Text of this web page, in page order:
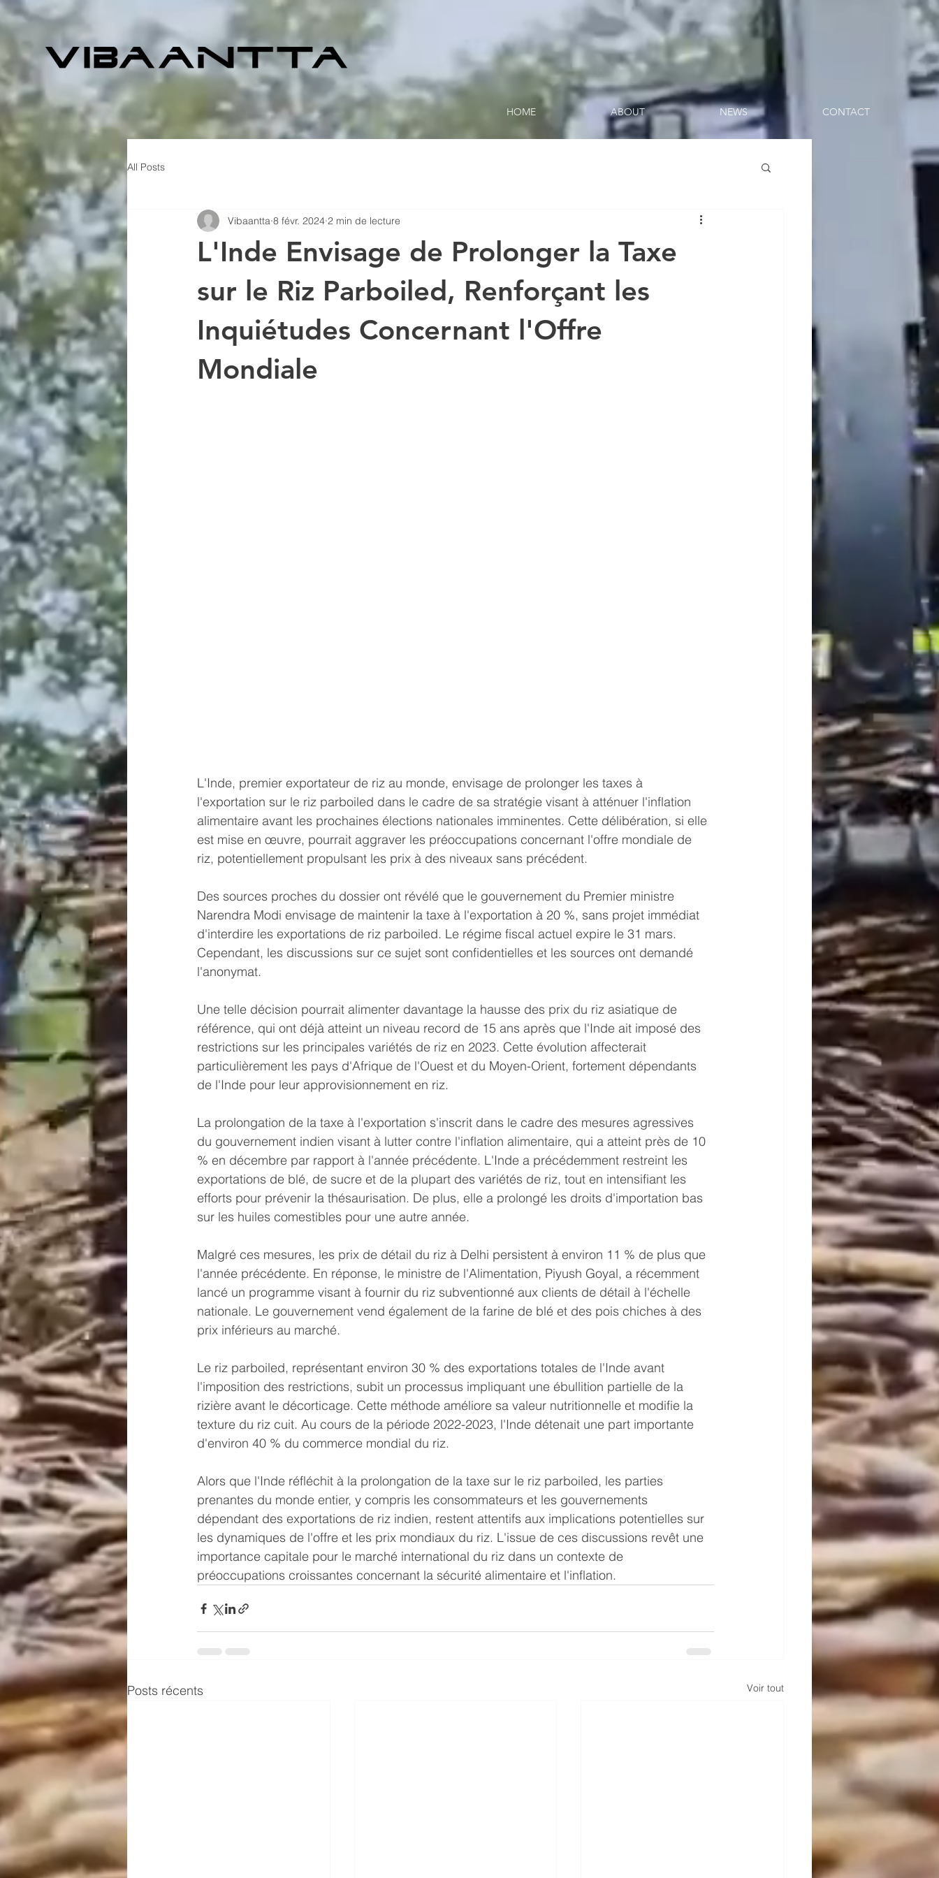
HOME ABOUT NEWS CONTACT
All Posts
L'Inde Envisage de Prolonger la Taxe
sur le Riz Parboiled, Renforçant les
Inquiétudes Concernant l'Offre
Mondiale
Vibaantta 8 févr. 2024 2 min de lecture
L'Inde, premier exportateur de riz au monde, envisage de prolonger les taxes à
l'exportation sur le riz parboiled dans le cadre de sa stratégie visant à atténuer l'inflation
alimentaire avant les prochaines élections nationales imminentes. Cette délibération, si elle
est mise en œuvre, pourrait aggraver les préoccupations concernant l'offre mondiale de
riz, potentiellement propulsant les prix à des niveaux sans précédent.
Des sources proches du dossier ont révélé que le gouvernement du Premier ministre
Narendra Modi envisage de maintenir la taxe à l'exportation à 20 %, sans projet immédiat
d'interdire les exportations de riz parboiled. Le régime fiscal actuel expire le 31 mars.
Cependant, les discussions sur ce sujet sont confidentielles et les sources ont demandé
l'anonymat.
Une telle décision pourrait alimenter davantage la hausse des prix du riz asiatique de
référence, qui ont déjà atteint un niveau record de 15 ans après que l'Inde ait imposé des
restrictions sur les principales variétés de riz en 2023. Cette évolution affecterait
particulièrement les pays d'Afrique de l'Ouest et du Moyen-Orient, fortement dépendants
de l'Inde pour leur approvisionnement en riz.
La prolongation de la taxe à l'exportation s'inscrit dans le cadre des mesures agressives
du gouvernement indien visant à lutter contre l'inflation alimentaire, qui a atteint près de 10
% en décembre par rapport à l'année précédente. L'Inde a précédemment restreint les
exportations de blé, de sucre et de la plupart des variétés de riz, tout en intensifiant les
efforts pour prévenir la thésaurisation. De plus, elle a prolongé les droits d'importation bas
sur les huiles comestibles pour une autre année.
Malgré ces mesures, les prix de détail du riz à Delhi persistent à environ 11 % de plus que
l'année précédente. En réponse, le ministre de l'Alimentation, Piyush Goyal, a récemment
lancé un programme visant à fournir du riz subventionné aux clients de détail à l'échelle
nationale. Le gouvernement vend également de la farine de blé et des pois chiches à des
prix inférieurs au marché.
Le riz parboiled, représentant environ 30 % des exportations totales de l'Inde avant
l'imposition des restrictions, subit un processus impliquant une ébullition partielle de la
rizière avant le décorticage. Cette méthode améliore sa valeur nutritionnelle et modifie la
texture du riz cuit. Au cours de la période 2022-2023, l'Inde détenait une part importante
d'environ 40 % du commerce mondial du riz.
Alors que l'Inde réfléchit à la prolongation de la taxe sur le riz parboiled, les parties
prenantes du monde entier, y compris les consommateurs et les gouvernements
dépendant des exportations de riz indien, restent attentifs aux implications potentielles sur
les dynamiques de l'offre et les prix mondiaux du riz. L'issue de ces discussions revêt une
importance capitale pour le marché international du riz dans un contexte de
préoccupations croissantes concernant la sécurité alimentaire et l'inflation.
Posts récents Voir tout